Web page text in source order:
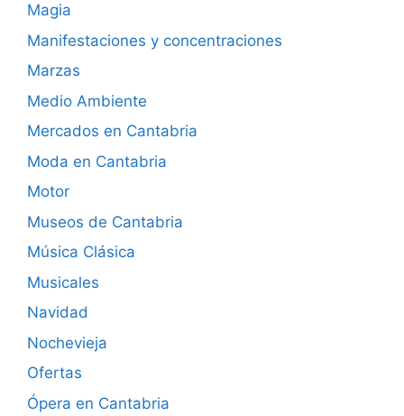
Magia
Manifestaciones y concentraciones
Marzas
Medio Ambiente
Mercados en Cantabria
Moda en Cantabria
Motor
Museos de Cantabria
Música Clásica
Musicales
Navidad
Nochevieja
Ofertas
Ópera en Cantabria